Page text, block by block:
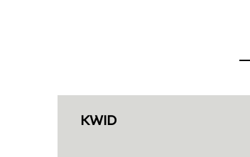
KWID